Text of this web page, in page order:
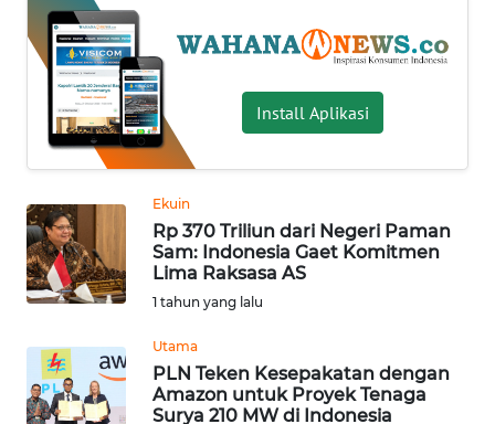
Install Aplikasi
Ekuin
Rp 370 Triliun dari Negeri Paman
Sam: Indonesia Gaet Komitmen
Lima Raksasa AS
1 tahun yang lalu
Utama
PLN Teken Kesepakatan dengan
Amazon untuk Proyek Tenaga
Surya 210 MW di Indonesia
DAERAH
POLHUKAM
KRIMINAL
EKUIN
SAINS-TEKNO
INTERNASIONAL